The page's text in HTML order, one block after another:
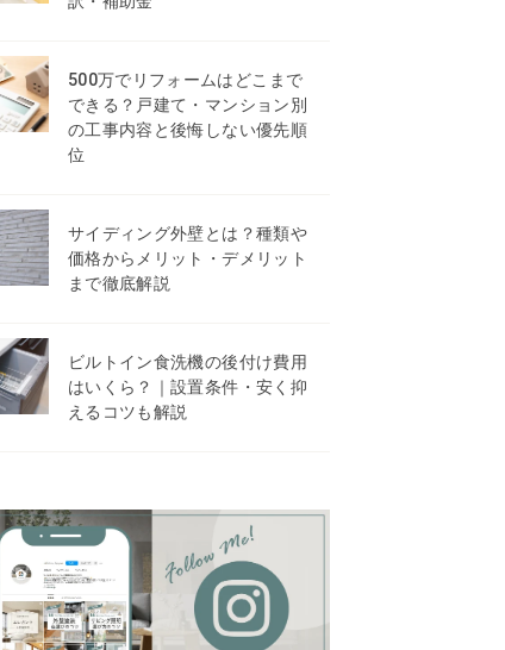
500万でリフォームはどこまで
できる？戸建て・マンション別
の工事内容と後悔しない優先順
位
サイディング外壁とは？種類や
価格からメリット・デメリット
まで徹底解説
ビルトイン食洗機の後付け費用
はいくら？｜設置条件・安く抑
えるコツも解説